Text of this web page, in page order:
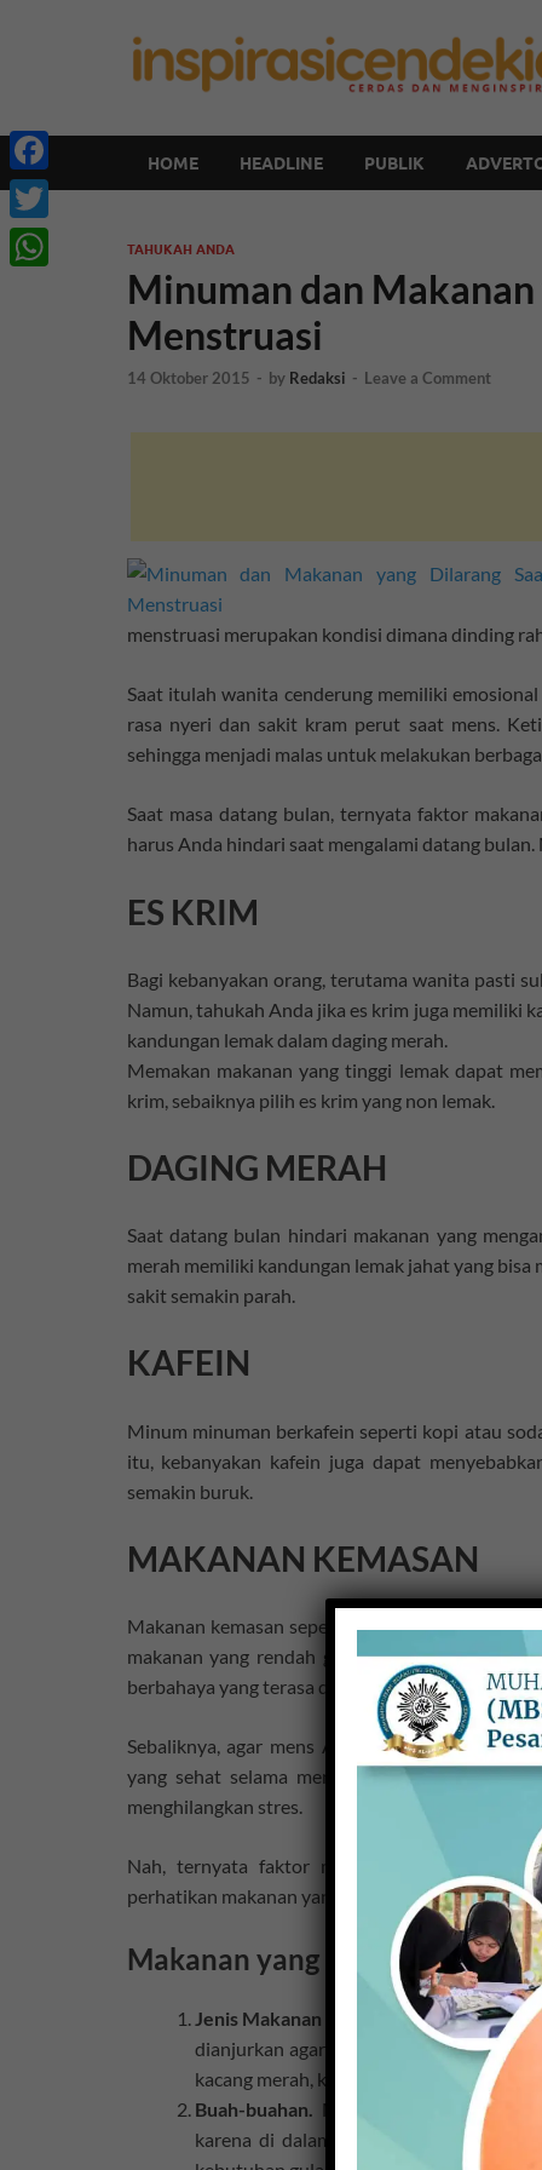
HOME HEADLINE PUBLIK
TAHUKAH ANDA
Minuman dan
Menstruasi
14 Oktober 2015 - by Redaksi - Leave a Comment
menstruasi merupakan kondisi dimana dinding
Saat itulah wanita cenderung memiliki
rasa nyeri dan sakit kram perut saat mens.
sehingga menjadi malas untuk melakukan
Saat masa datang bulan, ternyata faktor
harus Anda hindari saat mengalami datang
ES KRIM
Bagi kebanyakan orang, terutama wanita pasti
Namun, tahukah Anda jika es krim juga memiliki
kandungan lemak dalam daging merah.
Memakan makanan yang tinggi lemak dapat
krim, sebaiknya pilih es krim yang non lemak.
DAGING MERAH
Saat datang bulan hindari makanan yang
merah memiliki kandungan lemak jahat yang
sakit semakin parah.
KAFEIN
Minum minuman berkafein seperti kopi atau
itu, kebanyakan kafein juga dapat
semakin buruk.
MAKANAN KEMASAN
Makanan kemasan seperti snack atau camilan
makanan yang rendah gizi dan nutrisi. Selain
berbahaya yang terasa dalam jangka panjang
Sebaliknya, agar mens Anda nyaman-nyaman
yang sehat selama menstruasi, karena
menghilangkan stres.
Nah, ternyata faktor makanan juga dapat
perhatikan makanan yang sehari–hari
Makanan yang baik
Jenis Makanan Kaya Zat Besi.Ketika
dianjurkan agar banyak mengkonsumsi
kacang merah, kacang kedelai, kacang
Buah-buahan. Makanan yang paling
karena di dalamnya terdapat
Facebook
Twitter